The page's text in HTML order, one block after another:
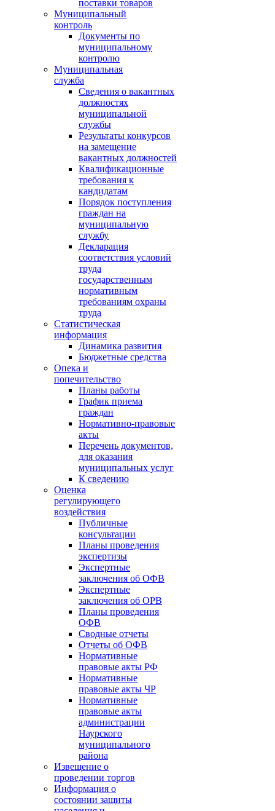
поставки товаров
Муниципальный
контроль
Документы по
муниципальному
контролю
Муниципальная
служба
Сведения о вакантных
должностях
муниципальной
службы
Результаты конкурсов
на замещение
вакантных должностей
Квалификационные
требования к
кандидатам
Порядок поступления
граждан на
муниципальную
службу
Декларация
соответствия условий
труда
государственным
нормативным
требованиям охраны
труда
Статистическая
информация
Динамика развития
Бюджетные средства
Опека и
попечительство
Планы работы
График приема
граждан
Нормативно-правовые
акты
Перечень документов,
для оказания
муниципальных услуг
К сведению
Оценка
регулирующего
воздействия
Публичные
консультации
Планы проведения
экспертизы
Экспертные
заключения об ОФВ
Экспертные
заключения об ОРВ
Планы проведения
ОФВ
Сводные отчеты
Отчеты об ОФВ
Нормативные
правовые акты РФ
Нормативные
правовые акты ЧР
Нормативные
правовые акты
администрации
Наурского
муниципального
района
Извещение о
проведении торгов
Информация о
состоянии защиты